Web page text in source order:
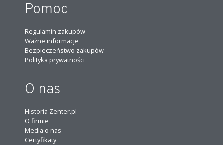
Pomoc
Regulamin zakupów
Ważne informacje
Bezpieczeństwo zakupów
Polityka prywatności
O nas
Historia Zenter.pl
O firmie
Media o nas
Certyfikaty